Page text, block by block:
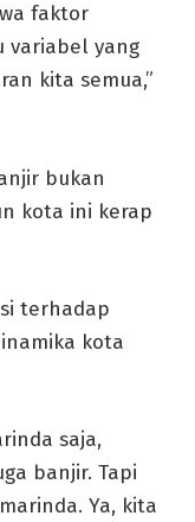
faktor
variabel yang
kita semua,”
bukan
kota ini kerap
terhadap
kota
saja,
banjir. Tapi
Ya, kita